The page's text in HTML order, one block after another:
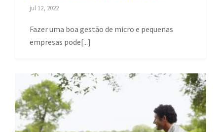
jul 12, 2022
Fazer uma boa gestão de micro e pequenas
empresas pode[...]